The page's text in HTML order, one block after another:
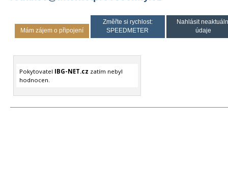
Mám zájem o připojení
Změřte si rychlost:
SPEEDMETER
Nahlásit
údaje
Pokytovatel IBG-NET.cz zatím nebyl
hodnocen.